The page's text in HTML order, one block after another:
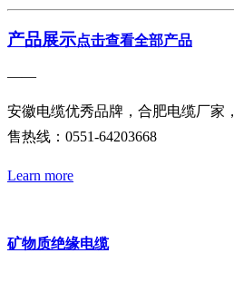
产品展示点击查看全部产品
——
安徽电缆优秀品牌，合肥电缆厂家
售热线：0551-64203668
Learn more
矿物质绝缘电缆